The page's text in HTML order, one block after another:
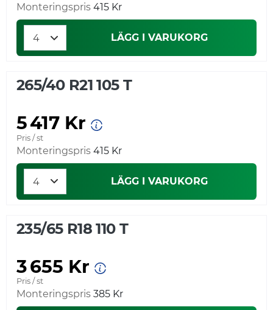
Monteringspris 415 Kr
LÄGG I VARUKORG
265/40 R21 105 T
5 417 Kr
Pris / st
Monteringspris 415 Kr
LÄGG I VARUKORG
235/65 R18 110 T
3 655 Kr
Pris / st
Monteringspris 385 Kr